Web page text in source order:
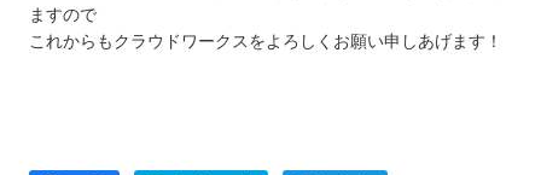
ますので
これからもクラウドワークスをよろしくお願い申しあげます！